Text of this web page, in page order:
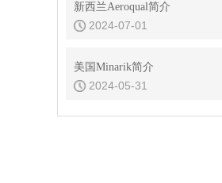
新西兰Aeroqual简介
2024-07-01
美国Minarik简介
2024-05-31